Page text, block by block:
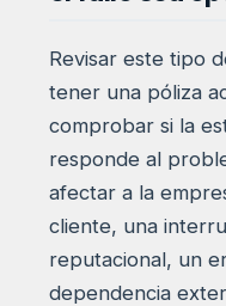
Revisar este tipo
tener una póliza
comprobar si la
responde al
afectar a la
cliente, una
reputacional, un
dependencia